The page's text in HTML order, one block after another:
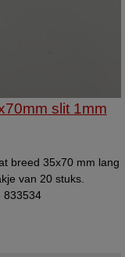
slit 1mm
breed 35x70 mm lang
van 20 stuks.
833534